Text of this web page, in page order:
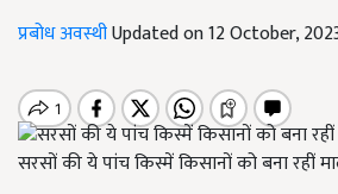
प्रबोध अवस्थीUpdated on 12 October,
सरसों की ये पांच किस्में किसानों को बना रहीं